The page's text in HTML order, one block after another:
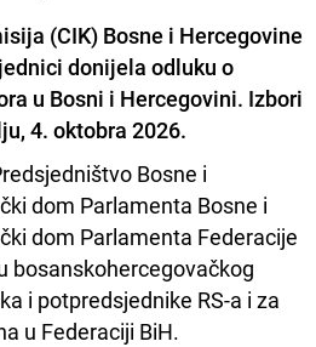
(CIK) Bosne i Hercegovine
donijela odluku o
u Bosni i Hercegovini. Izbori
4. oktobra 2026.
Bosne i
dom Parlamenta Bosne i
dom Parlamenta Federacije
bosanskohercegovačkog
i potpredsjednike RS-a i za
u Federaciji BiH.